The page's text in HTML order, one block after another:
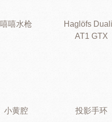
嘻嘻水枪
Haglöfs
AT1 GTX
小黄腔 投影手环